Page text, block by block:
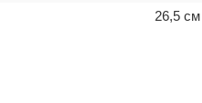
26,5 см